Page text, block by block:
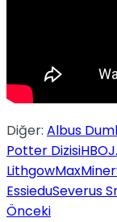
Diğer: Albus
Potter DizisiHBO
LithgowMax
EssieduSeverus
Önceki